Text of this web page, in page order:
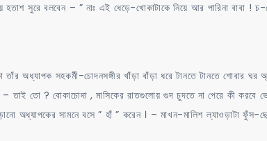
হতাশ সুরে বলবেন – ” নাঃ এই ধেড়ে-খোকাটাকে নিয়ে আর পারিনা
অধ্যাপক সহকর্মী-চোদনসঙ্গীর খাঁড়া বাঁড়া ধরে টানতে টানতে শোবার
তো ? বোকাচোদা , মাসিকের রাতগুলোয় গুদ চুদতে না পেরে কী করবে
অধ্যাপকের সামনে বসে ” হাঁ ” করেন । – মাখন-মালিশ ল্যাওড়াটা